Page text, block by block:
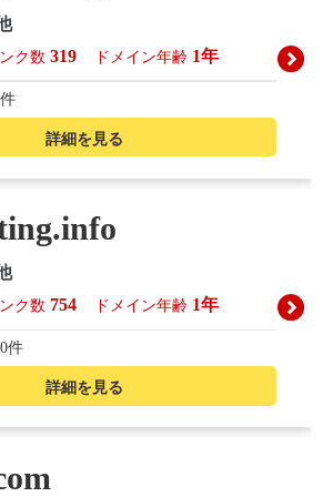
詳細を見る
ク数 319 ドメイン年齢 1年
詳細を見る
ク数 754 ドメイン年齢 1年
件